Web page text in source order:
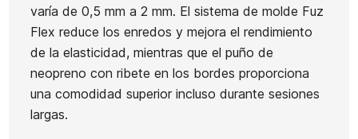
varía de 0,5 mm a 2 mm. El sistema de molde Fuz
Flex reduce los enredos y mejora el rendimiento
de la elasticidad, mientras que el puño de
neopreno con ribete en los bordes proporciona
una comodidad superior incluso durante sesiones
largas.
No hay características